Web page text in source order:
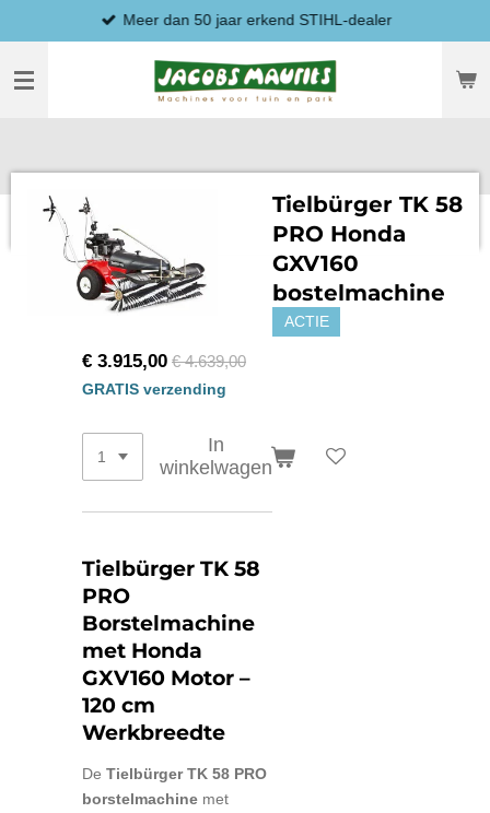
direct
naar
hoofdinhoud
Meer dan 50 jaar erkend STIHL-dealer
Tielbürger TK 58
PRO Honda
GXV160
bostelmachine
ACTIE
€ 3.915,00 € 4.639,00
GRATIS verzending
In
winkelwagen
Tielbürger TK 58
PRO
Borstelmachine
met Honda
GXV160 Motor –
120 cm
Werkbreedte
De Tielbürger TK 58 PRO
borstelmachine met